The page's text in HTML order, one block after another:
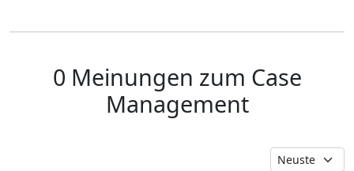
0 Meinungen zum Case
Management